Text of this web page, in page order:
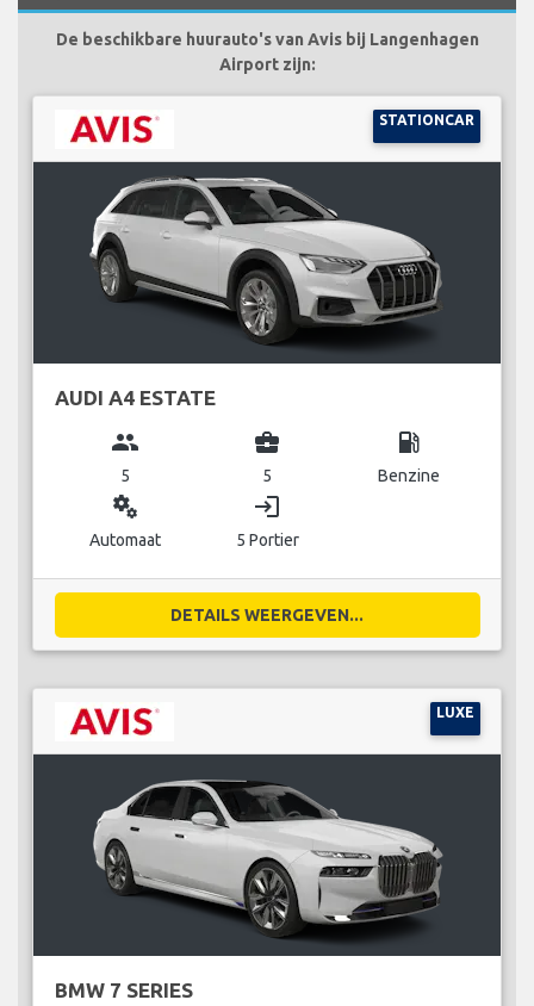
De beschikbare huurauto's van Avis bij Langenhagen
Airport zijn:
STATIONCAR
AUDI A4 ESTATE
group
5
business_center
5
local_gas_station
Benzine
miscellaneous_services
Automaat
login
5 Portier
DETAILS WEERGEVEN...
LUXE
BMW 7 SERIES